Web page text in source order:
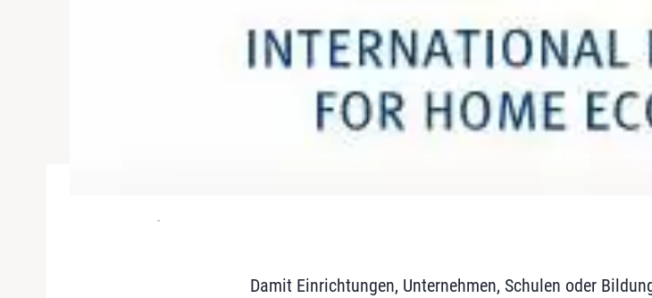
-
Damit Einrichtungen, Unternehmen, Schulen oder